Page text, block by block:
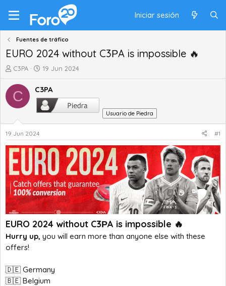
Iniciar sesión
Fuentes de tráfico
EURO 2024 without C3РA is impossible 🔥
A
t
o
r
e
t
e
m
a
C3PA
F
c
h
a
e
n
i
c
i
o
19 Jun 2024
C C3PA
Usuario de Piedra
19 Jun 2024 #1
EURO 2024 without C3РA is impossible 🔥
Hurry up, you will earn more than anyone else with these
offers!
🇩🇪 Germany
🇧🇪 Belgium